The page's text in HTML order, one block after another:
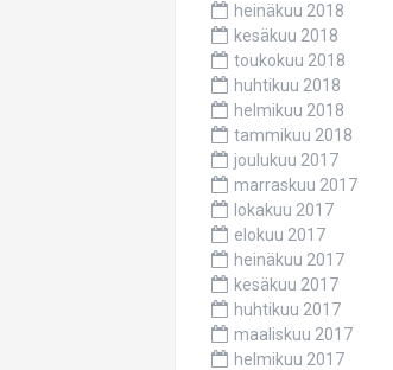
heinäkuu 2018
kesäkuu 2018
toukokuu 2018
huhtikuu 2018
helmikuu 2018
tammikuu 2018
joulukuu 2017
marraskuu 2017
lokakuu 2017
elokuu 2017
heinäkuu 2017
kesäkuu 2017
huhtikuu 2017
maaliskuu 2017
helmikuu 2017